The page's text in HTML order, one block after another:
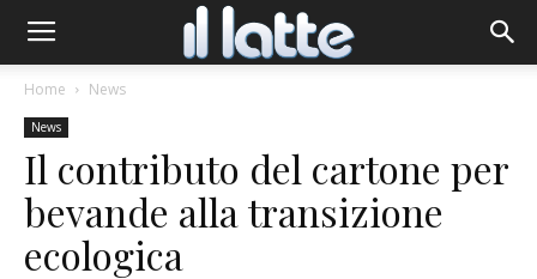
Home News
News
Il contributo del cartone per
bevande alla transizione
ecologica